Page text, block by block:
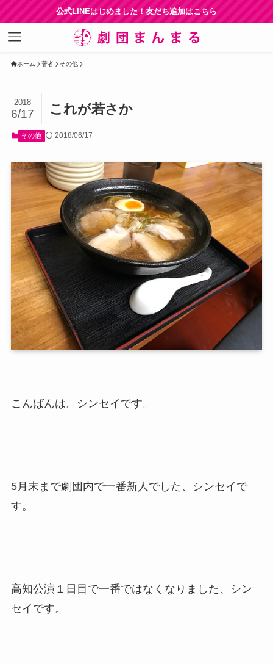
公式LINEはじめました！友だち追加はこちら
ホーム 著者 その他
これが若さか
2018
6/17
その他 2018/06/17
こんばんは。シンセイです。
5月末まで劇団内で一番新人でした、シンセイで
す。
高知公演１日目で一番ではなくなりました、シン
セイです。